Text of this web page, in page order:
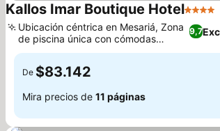
Kallos Imar Boutique Hotel4
9,7
Ubicación céntrica en Mesariá, Zona
de piscina única con cómodas
tumbonas
De $83.142
Mira precios de 11 páginas